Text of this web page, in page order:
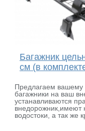
Багажник
см (в
Предлагаем вашему
багажники на ваш
устанавливаются
внедорожник,имеют
водостоки, а так же